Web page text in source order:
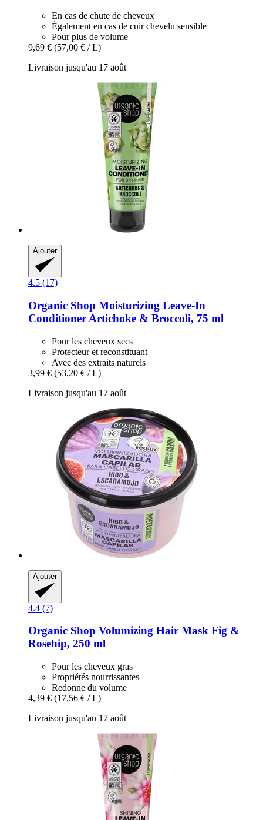
En cas de chute de cheveux
Également en cas de cuir chevelu sensible
Pour plus de volume
9,69 € (57,00 € / L)
Livraison jusqu'au 17 août
Ajouter
4.5 (17)
Organic Shop Moisturizing Leave-​In
Conditioner Artichoke & Broccoli, 75 ml
Pour les cheveux secs
Protecteur et reconstituant
Avec des extraits naturels
3,99 € (53,20 € / L)
Livraison jusqu'au 17 août
Ajouter
4.4 (7)
Organic Shop Volumizing Hair Mask Fig &
Rosehip, 250 ml
Pour les cheveux gras
Propriétés nourrissantes
Redonne du volume
4,39 € (17,56 € / L)
Livraison jusqu'au 17 août